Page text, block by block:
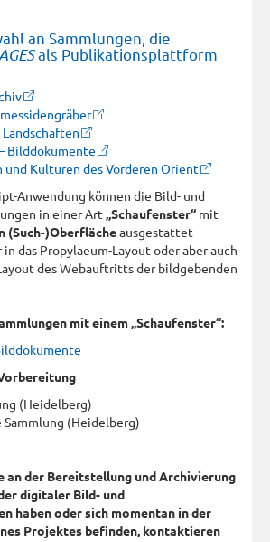
an Sammlungen, die
als Publikationsplattform
Bilddokumente
und Kulturen des Vorderen Orient
Anwendung können die Bild- und
in einer Art „Schaufenster“ mit
(Such-)Oberflächeausgestattet
das Propylaeum-Layout oder aber auch
des Webauftritts der bildgebenden
mit einem „Schaufenster“:
(Heidelberg)
(Heidelberg)
an der Bereitstellung und Archivierung
digitaler Bild- und
haben oder sich momentan in der
Projektes befinden, kontaktieren